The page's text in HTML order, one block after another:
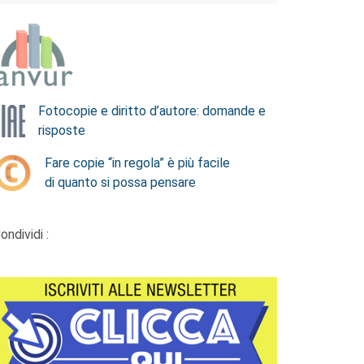
Fotocopie e diritto d’autore: domande e
risposte
Fare copie “in regola” è più facile
di quanto si possa pensare
: